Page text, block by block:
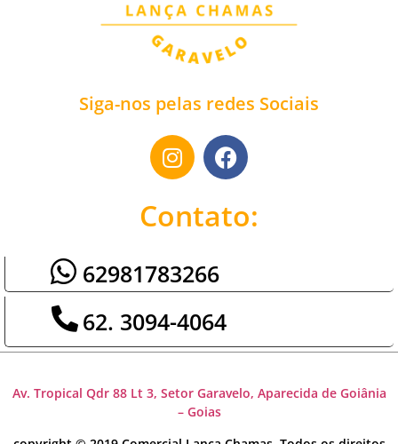
Siga-nos pelas redes Sociais
Contato:
62981783266
62. 3094-4064
Av. Tropical Qdr 88 Lt 3, Setor Garavelo, Aparecida de Goiânia
– Goias